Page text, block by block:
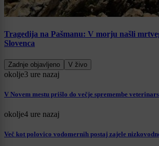
Tragedija na Pašmanu: V morju našli
Slovenca
Zadnje objavljeno V živo
okolje3 ure nazaj
V Novem mestu prišlo do večje spremembe
okolje4 ure nazaj
Več kot polovico vodomernih postaj zajele